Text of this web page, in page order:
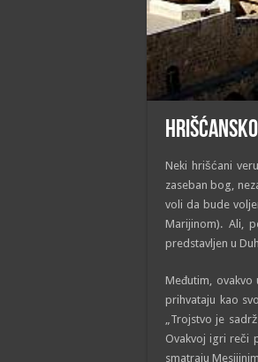
Neki hrišćani
zaseban bog,
voli da bude
Marijinom). Ali,
predstavljen u
Međutim,
prihvataju kao
„Trojstvo je
Ovakvoj igri reči
smatraju